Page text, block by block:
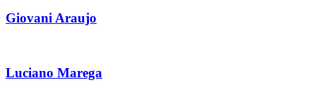
Giovani Araujo
Luciano Marega